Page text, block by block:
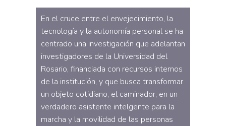
En el cruce entre el envejecimiento, la
tecnología y la autonomía personal se ha
centrado una investigación que adelantan
investigadores de la Universidad del
Rosario, financiada con recursos internos
de la institución, y que busca transformar
un objeto cotidiano, el caminador, en un
verdadero asistente intelgente para la
marcha y la movilidad de las personas